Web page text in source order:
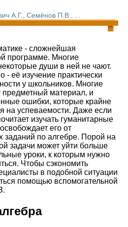
А.Г., Семёнов П.В., ...
- сложнейшая
программе. Многие
души в ней не чают.
- её изучение практически
у школьников. Многие
материал, и
ошибки, которые крайне
на успеваемости. Даже если
изучать гуманитарные
его от
по алгебре. Порой на
задачи может уйти больше
уроки, к которым нужно
Чтобы сэкономить
в подобной ситуации
помощью вспомогательной